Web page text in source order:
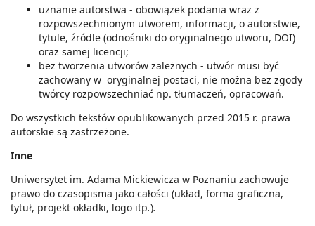
uznanie autorstwa - obowiązek podania wraz z
rozpowszechnionym utworem, informacji, o autorstwie,
tytule, źródle (odnośniki do oryginalnego utworu, DOI)
oraz samej licencji;
bez tworzenia utworów zależnych - utwór musi być
zachowany w oryginalnej postaci, nie można bez zgody
twórcy rozpowszechniać np. tłumaczeń, opracowań.
Do wszystkich tekstów opublikowanych przed 2015 r. prawa
autorskie są zastrzeżone.
Inne
Uniwersytet im. Adama Mickiewicza w Poznaniu zachowuje
prawo do czasopisma jako całości (układ, forma graficzna,
tytuł, projekt okładki, logo itp.).